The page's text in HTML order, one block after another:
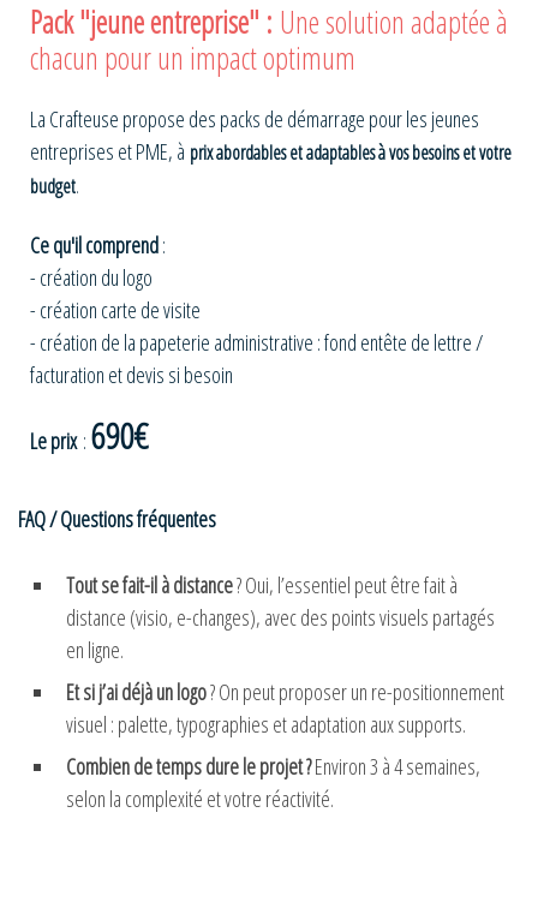
Pack "jeune entreprise" : Une solution adaptée à
chacun pour un impact optimum
La Crafteuse propose des packs de démarrage pour les jeunes
entreprises et PME, à prix abordables et adaptables à vos besoins et votre
budget.
Ce qu'il comprend:
- création du logo
- création carte de visite
- création de la papeterie administrative : fond entête de lettre /
facturation et devis si besoin
Le prix: 690€
FAQ / Questions fréquentes
Tout se fait-il à distance? Oui, l’essentiel peut être fait à
distance (visio, e-changes), avec des points visuels partagés
en ligne.
Et si j’ai déjà un logo? On peut proposer un re-positionnement
visuel : palette, typographies et adaptation aux supports.
Combien de temps dure le projet ?Environ 3 à 4 semaines,
selon la complexité et votre réactivité.